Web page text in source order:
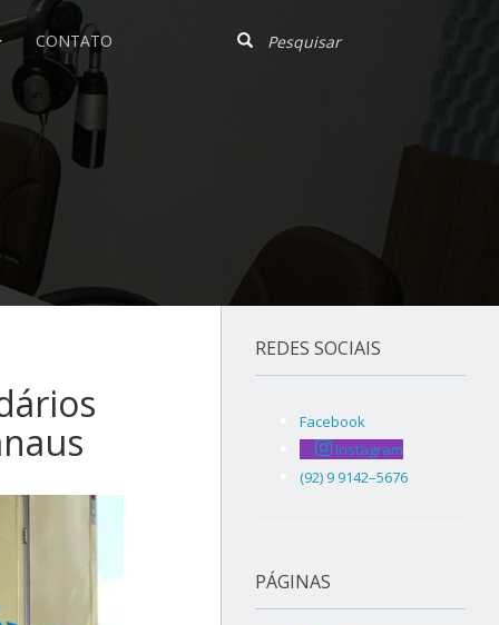
CONTATO
REDES SOCIAIS
Facebook
Instagram
(92) 9 9142–5676
PÁGINAS